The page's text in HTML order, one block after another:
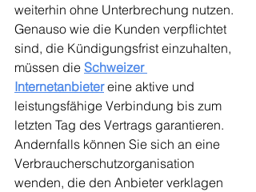
weiterhin ohne Unterbrechung nutzen.
Genauso wie die Kunden verpflichtet
sind, die Kündigungsfrist einzuhalten,
müssen die Schweizer
Internetanbieter eine aktive und
leistungsfähige Verbindung bis zum
letzten Tag des Vertrags garantieren.
Andernfalls können Sie sich an eine
Verbraucherschutzorganisation
wenden, die den Anbieter verklagen